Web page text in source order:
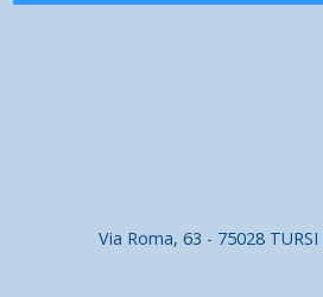
Via Roma, 63 - 75028